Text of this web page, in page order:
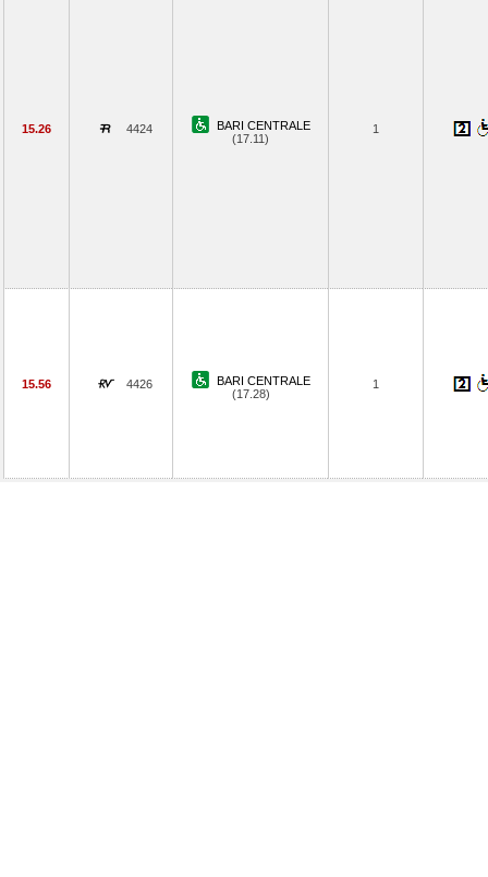
15.26 4424
BARI CENTRALE
(17.11)
1
15.56 4426
BARI CENTRALE
(17.28)
1